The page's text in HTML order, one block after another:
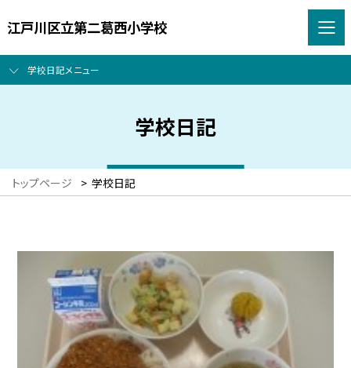
江戸川区立第二葛西小学校
学校日記メニュー
学校日記
トップページ > 学校日記